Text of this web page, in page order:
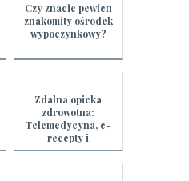
Czy znacie pewien
znakomity ośrodek
wypoczynkowy?
Zdalna opieka
zdrowotna:
Telemedycyna, e-
recepty i
monitorowanie